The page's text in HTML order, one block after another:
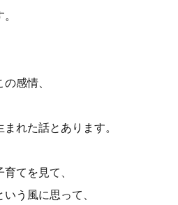
感情、
れた話とあります。
てを見て、
う風に思って、